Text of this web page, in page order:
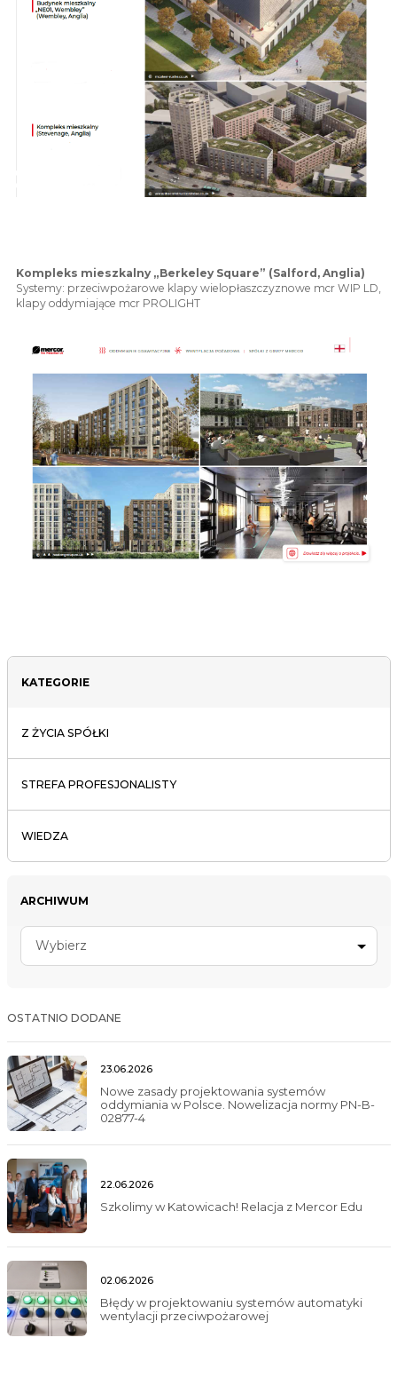
Kompleks mieszkalny „Berkeley Square” (Salford, Anglia)
Systemy: przeciwpożarowe klapy wielopłaszczyznowe mcr WIP LD,
klapy oddymiające mcr PROLIGHT
KATEGORIE
Z ŻYCIA SPÓŁKI
STREFA PROFESJONALISTY
WIEDZA
ARCHIWUM
Wybierz
OSTATNIO DODANE
23.06.2026
Nowe zasady projektowania systemów
oddymiania w Polsce. Nowelizacja normy PN-B-
02877-4
22.06.2026
Szkolimy w Katowicach! Relacja z Mercor Edu
02.06.2026
Błędy w projektowaniu systemów automatyki
wentylacji przeciwpożarowej